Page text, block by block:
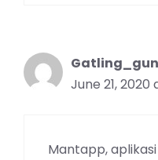
Gatling_gun
June 21, 2020
Mantapp,